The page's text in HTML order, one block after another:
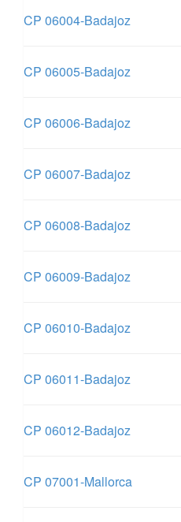
CP 06004-Badajoz
CP 06005-Badajoz
CP 06006-Badajoz
CP 06007-Badajoz
CP 06008-Badajoz
CP 06009-Badajoz
CP 06010-Badajoz
CP 06011-Badajoz
CP 06012-Badajoz
CP 07001-Mallorca